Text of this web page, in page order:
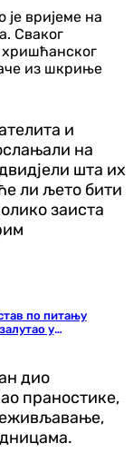
вријеме на
Сваког
из шкриње
и
на
шта их
ли љето бити
заиста
по питању
у
дио
праностике,